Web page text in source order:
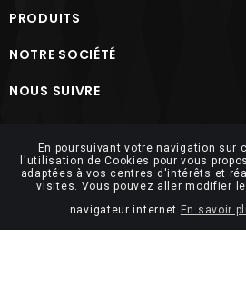
PRODUITS
NOTRE SOCIÉTÉ
NOUS SUIVRE
En poursuivant votre navigation sur
l'utilisation de Cookies pour vous
adaptées à vos centres d'intérêts et
visites. Vous pouvez aller modifier
navigateur internet En savoir